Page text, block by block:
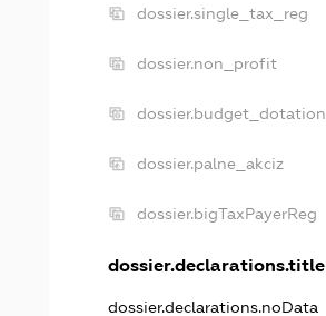
dossier.single_tax_reg
dossier.non_profit
dossier.budget_dotation
dossier.palne_akciz
dossier.bigTaxPayerReg
dossier.declarations.title
dossier.declarations.noData